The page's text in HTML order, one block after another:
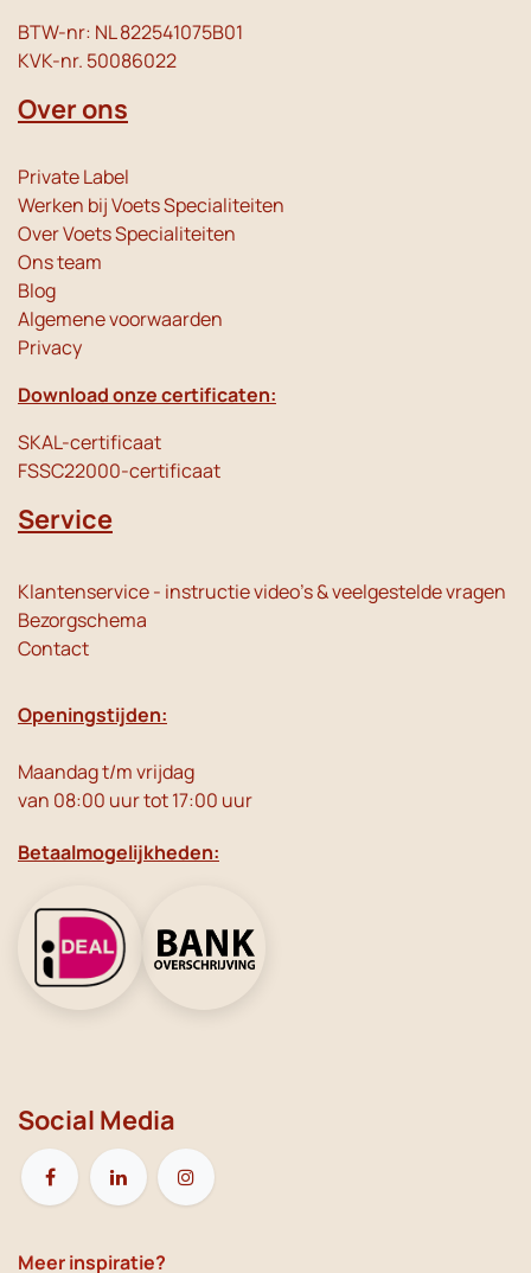
BTW-nr: NL 822541075B01
KVK-nr. 50086022
Over ons
Private Label
Werken bij Voets Specialiteiten
Over Voets Specialiteiten
Ons team
Blog
Algemene voorwaarden
Privacy
Download onze certificaten:
SKAL-certificaat
FSSC22000-certificaat
Service
Klantenservice - instructie video's & veelgestelde vragen
Bezorgschema
Contact
Openingstijden:
Maandag t/m vrijdag
van 08:00 uur tot 17:00 uur
Betaalmogelijkheden:
Social Media
Meer inspiratie?